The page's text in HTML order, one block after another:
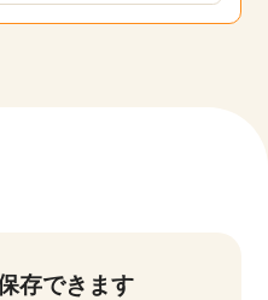
存できます
を選択